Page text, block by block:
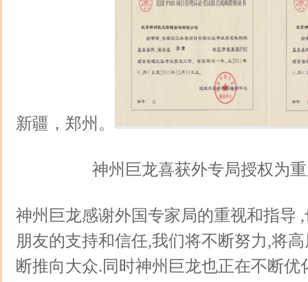
新疆，郑州。
神州巨龙喜获外专局授权为
神州巨龙感谢外国专家局的重视和指导
朋友的支持和信任,我们将不断努力,将
断推向大众.同时神州巨龙也正在不断